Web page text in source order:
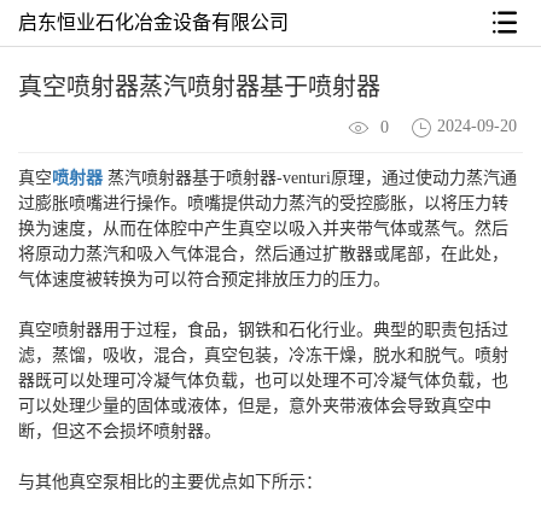
启东恒业石化冶金设备有限公司
真空喷射器蒸汽喷射器基于喷射器
0 2024-09-20
真空 喷射器蒸汽喷射器基于喷射器-venturi原理，通过使动力蒸汽通
过膨胀喷嘴进行操作。喷嘴提供动力蒸汽的受控膨胀，以将压力转
换为速度，从而在体腔中产生真空以吸入并夹带气体或蒸气。然后
将原动力蒸汽和吸入气体混合，然后通过扩散器或尾部，在此处，
气体速度被转换为可以符合预定排放压力的压力。
真空喷射器用于过程，食品，钢铁和石化行业。典型的职责包括过
滤，蒸馏，吸收，混合，真空包装，冷冻干燥，脱水和脱气。喷射
器既可以处理可冷凝气体负载，也可以处理不可冷凝气体负载，也
可以处理少量的固体或液体，但是，意外夹带液体会导致真空中
断，但这不会损坏喷射器。
与其他真空泵相比的主要优点如下所示：